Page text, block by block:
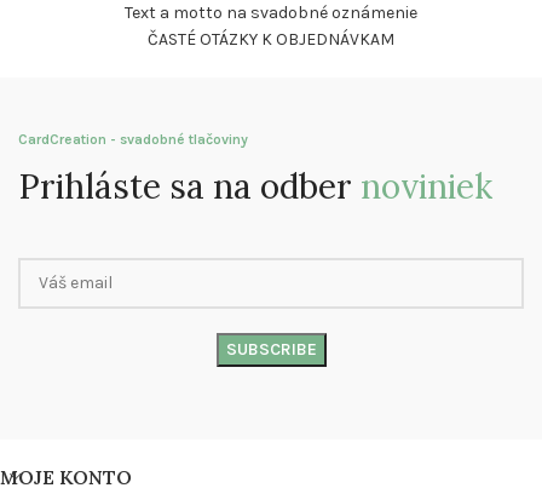
Text a motto na svadobné oznámenie
ČASTÉ OTÁZKY K OBJEDNÁVKAM
CardCreation - svadobné tlačoviny
Prihláste sa na odber noviniek
MOJE KONTO